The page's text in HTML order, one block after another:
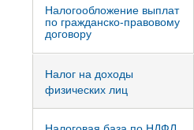
Налогообложение выплат
по гражданско-правовому
договору
Налог на доходы
физических лиц